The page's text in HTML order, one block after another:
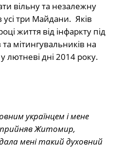
вільну та незалежну
три Майдани. Яків
життя від інфаркту під
мітингувальників на
лютневі дні 2014 року.
українцем і мене
Житомир,
мені такий духовний